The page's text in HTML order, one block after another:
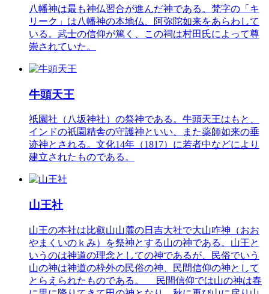
八幡神は最も神仏習合が進んだ神である。梵字の「キ
リーク」は八幡神の本地仏、阿弥陀如来をあらわして
いる。武士の信仰が篤く、この祠は村田氏によって尊
崇されていた。
牛頭天王
祇園社（八坂神社）の祭神である。牛頭天王はもと、
インドの祇園精舎の守護神といい、また薬師如来の垂
迹神とされる。文化14年（1817）に若者中などにより
建立されたものである。
山王社
山王の本社は比叡山山麓の日吉大社で大山咋神（おお
やまくいのｋみ）を祭神とする山の神である。山王と
いうのは神道の理念としての神であるが、民俗でいう
山の神は神道の枠外の民俗の神、民間信仰の神として
とらえられたものである。 民間信仰では山の神は春